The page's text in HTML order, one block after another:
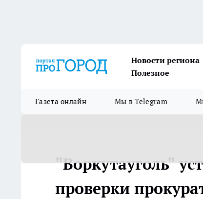
Новости региона
Полезное
Газета онлайн Мы в Telegram
"Воркутауголь"
проверки